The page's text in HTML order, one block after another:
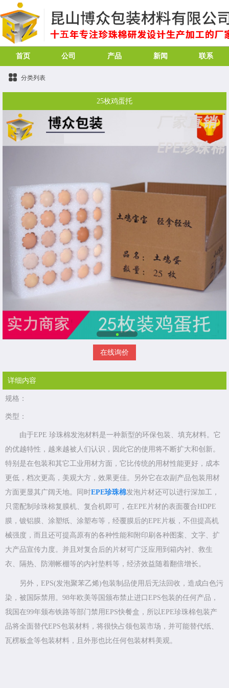
首页 公司 产品 新闻 联系
分类列表
25枚鸡蛋托
在线询价
详细内容
规格：
类型：
由于EPE 珍珠棉发泡材料是一种新型的环保包装、填充材料。它
的优越特性，越来越被人们认识，因此它的使用将不断扩大和创新。
特别是在包装和其它工业用材方面，它比传统的用材性能更好，成本
更低，档次更高，美观大方，效果更佳。另外它在农副产品包装用材
方面更显其广阔天地。同时EPE珍珠棉发泡片材还可以进行深加工，
只需配制珍珠棉复膜机、复合机即可，在EPE片材的表面覆合HDPE
膜，镀铝膜、涂塑纸、涂塑布等，经覆膜后的EPE片板，不但提高机
械强度，而且还可提高原有的各种性能和附印刷各种图案、文字、扩
大产品宣传力度。并且对复合后的片材可广泛应用到箱内衬、救生
衣、隔热、防潮帐棚等的内衬垫料等，经济效益随着翻倍增长。
另外，EPS(发泡聚苯乙烯)包装制品使用后无法回收，造成白色污
染，被国际禁用。98年欧美等国颁布禁止进口EPS包装的任何产品，
我国在99年颁布铁路等部门禁用EPS快餐盒，所以EPE珍珠棉包装产
品将全面替代EPS包装材料，将很快占领包装市场，并可能替代纸、
瓦楞板盒等包装材料，且外形也比任何包装材料美观。